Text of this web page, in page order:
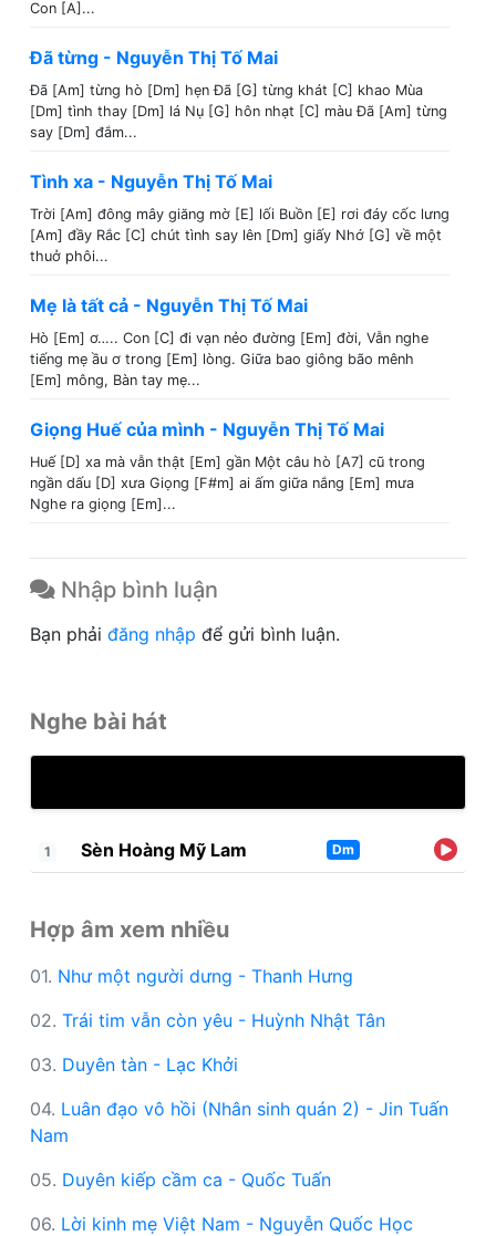
Con [A]...
Đã từng - Nguyễn Thị Tố Mai
Đã [Am] từng hò [Dm] hẹn Đã [G] từng khát [C] khao Mùa
[Dm] tình thay [Dm] lá Nụ [G] hôn nhạt [C] màu Đã [Am] từng
say [Dm] đắm...
Tình xa - Nguyễn Thị Tố Mai
Trời [Am] đông mây giăng mờ [E] lối Buồn [E] rơi đáy cốc lưng
[Am] đầy Rắc [C] chút tình say lên [Dm] giấy Nhớ [G] về một
thuở phôi...
Mẹ là tất cả - Nguyễn Thị Tố Mai
Hò [Em] ơ….. Con [C] đi vạn nẻo đường [Em] đời, Vẫn nghe
tiếng mẹ ầu ơ trong [Em] lòng. Giữa bao giông bão mênh
[Em] mông, Bàn tay mẹ...
Giọng Huế của mình - Nguyễn Thị Tố Mai
Huế [D] xa mà vẫn thật [Em] gần Một câu hò [A7] cũ trong
ngần dấu [D] xưa Giọng [F#m] ai ấm giữa nắng [Em] mưa
Nghe ra giọng [Em]...
Nhập bình luận
Bạn phải đăng nhập để gửi bình luận.
Nghe bài hát
1 Sèn Hoàng Mỹ Lam Dm
Hợp âm xem nhiều
01. Như một người dưng - Thanh Hưng
02. Trái tim vẫn còn yêu - Huỳnh Nhật Tân
03. Duyên tàn - Lạc Khởi
04. Luân đạo vô hồi (Nhân sinh quán 2) - Jin Tuấn
Nam
05. Duyên kiếp cầm ca - Quốc Tuấn
06. Lời kinh mẹ Việt Nam - Nguyễn Quốc Học